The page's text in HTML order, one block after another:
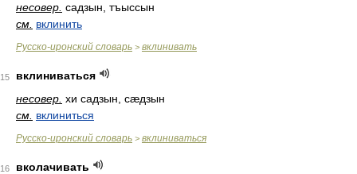
несовер. садзын, тъыссын
см. вклинить
Русско-иронский словарь > вклинивать
15
вклиниваться
несовер. хи садзын, сæдзын
см. вклиниться
Русско-иронский словарь > вклиниваться
16
вколачивать